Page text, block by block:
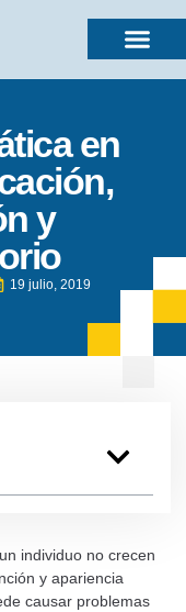
en
y
19 julio, 2019
individuo no crecen
y apariencia
causar problemas